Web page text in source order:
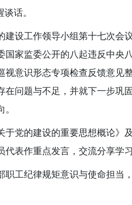
话。
设工作领导小组第十七次会
家监委公开的八起违反中央
意识形态专项检查反馈意见
问题与不足，并就下一步巩
党的建设的重要思想概论》
表作重点发言，交流分享学
工纪律规矩意识与使命担当